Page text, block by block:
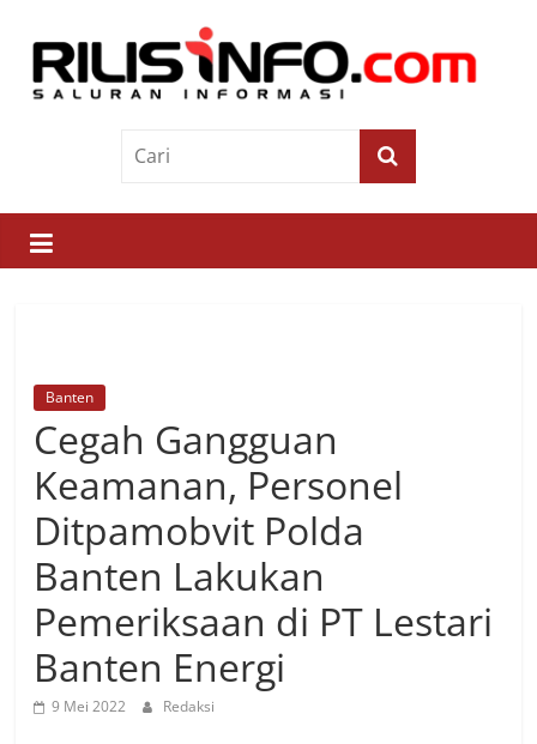
contentRilis
Saluran
Informasi
Banten
Cegah Gangguan
Keamanan, Personel
Ditpamobvit Polda
Banten Lakukan
Pemeriksaan di PT Lestari
Banten Energi
9 Mei 2022 Redaksi